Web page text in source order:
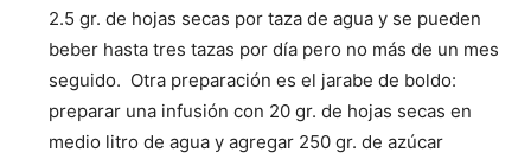
2.5 gr. de hojas secas por taza de agua y se pueden
beber hasta tres tazas por día pero no más de un mes
seguido. Otra preparación es el jarabe de boldo:
preparar una infusión con 20 gr. de hojas secas en
medio litro de agua y agregar 250 gr. de azúcar